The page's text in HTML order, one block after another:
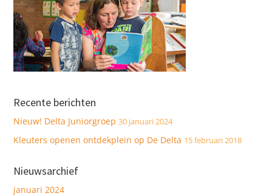
Recente berichten
Nieuw! Delta Juniorgroep 30 januari 2024
Kleuters openen ontdekplein op De Delta 15 februari 2018
Nieuwsarchief
januari 2024